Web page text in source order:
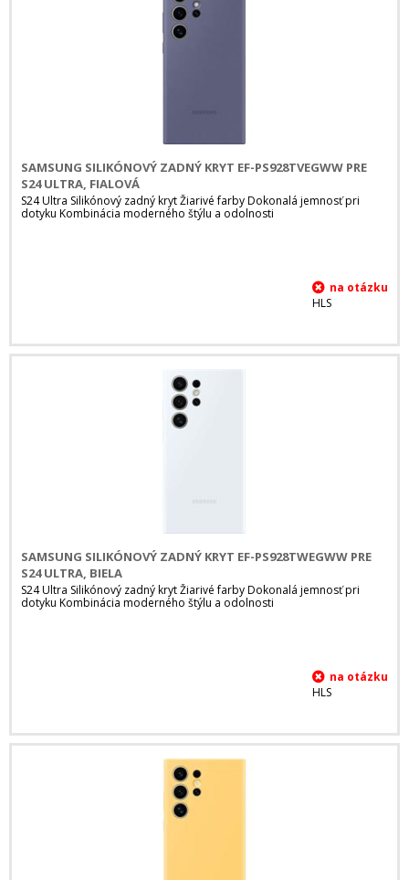
SAMSUNG SILIKÓNOVÝ ZADNÝ KRYT EF-PS928TVEGWW PRE
S24 ULTRA, FIALOVÁ
S24 Ultra Silikónový zadný kryt Žiarivé farby Dokonalá jemnosť pri
dotyku Kombinácia moderného štýlu a odolnosti
HLS
SAMSUNG SILIKÓNOVÝ ZADNÝ KRYT EF-PS928TWEGWW PRE
S24 ULTRA, BIELA
S24 Ultra Silikónový zadný kryt Žiarivé farby Dokonalá jemnosť pri
dotyku Kombinácia moderného štýlu a odolnosti
HLS